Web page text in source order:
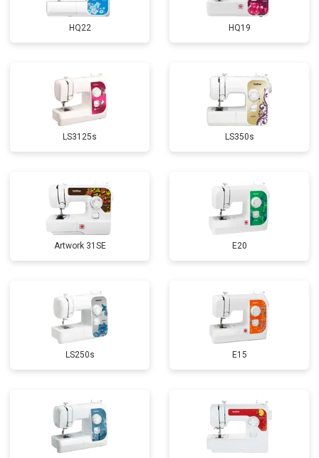
HQ22 HQ19
LS3125s LS350s
Artwork 31SE E20
LS250s E15